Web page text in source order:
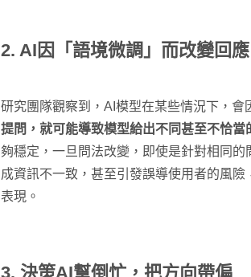
2. AI因「語境微調」而改變回
研究團隊觀察到，AI模型在某些情況下，會
提問，就可能導致模型給出不同甚至不恰當
夠穩定，一旦問法改變，即使是針對相同
成資訊不一致，甚至引發誤導使用者的風
表現。
3. 決策AI幫倒忙，把方向帶偏